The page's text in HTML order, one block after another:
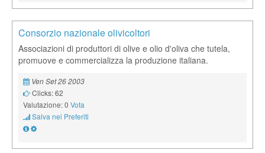
Consorzio nazionale olivicoltori
Associazioni di produttori di olive e olio d'oliva che tutela,
promuove e commercializza la produzione italiana.
Ven Set 26 2003
Clicks: 62
Valutazione: 0 Vota
Salva nei Preferiti